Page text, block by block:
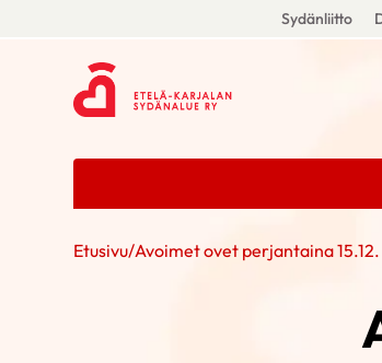
Sydänliitto
Etusivu/Avoimet ovet perjantaina 15.12.